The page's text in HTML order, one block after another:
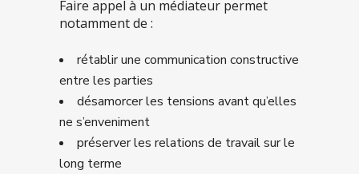
Faire appel à un médiateur permet
notamment de :
rétablir une communication constructive
entre les parties
désamorcer les tensions avant qu’elles
ne s’enveniment
préserver les relations de travail sur le
long terme